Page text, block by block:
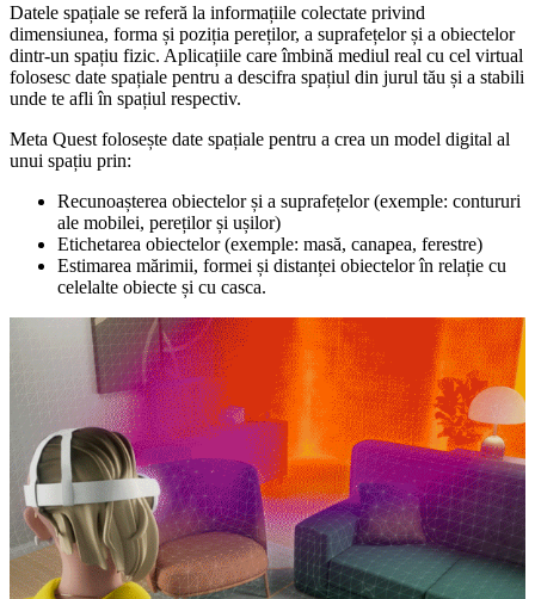
Datele spațiale se referă la informațiile colectate privind
dimensiunea, forma și poziția pereților, a suprafețelor și a obiectelor
dintr-un spațiu fizic. Aplicațiile care îmbină mediul real cu cel virtual
folosesc date spațiale pentru a descifra spațiul din jurul tău și a stabili
unde te afli în spațiul respectiv.
Meta Quest folosește date spațiale pentru a crea un model digital al
unui spațiu prin:
Recunoașterea obiectelor și a suprafețelor (exemple: contururi
ale mobilei, pereților și ușilor)
Etichetarea obiectelor (exemple: masă, canapea, ferestre)
Estimarea mărimii, formei și distanței obiectelor în relație cu
celelalte obiecte și cu casca.